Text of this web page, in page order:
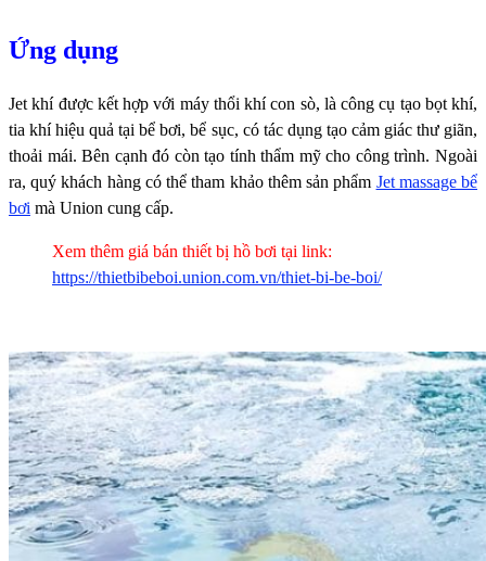
Ứng dụng
Jet khí được kết hợp với máy thổi khí con sò, là công cụ tạo bọt khí,
tia khí hiệu quả tại bể bơi, bể sục, có tác dụng tạo cảm giác thư giãn,
thoải mái. Bên cạnh đó còn tạo tính thẩm mỹ cho công trình. Ngoài
ra, quý khách hàng có thể tham khảo thêm sản phẩm Jet massage bể
bơi mà Union cung cấp.
Xem thêm giá bán thiết bị hồ bơi tại link:
https://thietbibeboi.union.com.vn/thiet-bi-be-boi/